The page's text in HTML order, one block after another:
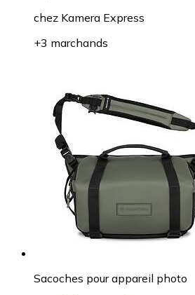
chez Kamera Express
+3 marchands
Sacoches pour appareil photo